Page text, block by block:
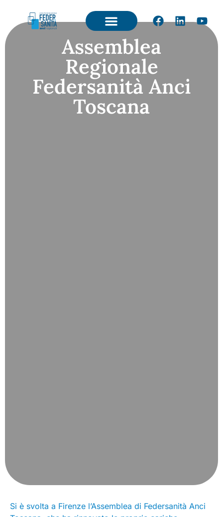
Assemblea
Regionale
Federsanità Anci
Toscana
Si è svolta a Firenze l’Assemblea di Federsanità Anci